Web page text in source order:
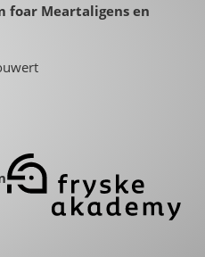
foar Meartaligens en